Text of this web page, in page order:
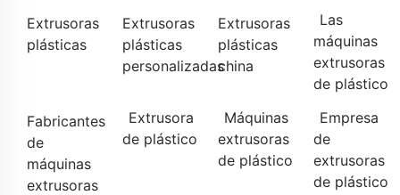
Extrusoras
plásticas
Extrusoras
plásticas
personalizadas
Extrusoras
plásticas
china
Las
máquinas
extrusoras
de plástico
Fabricantes
de
máquinas
extrusoras
Extrusora
de plástico
Máquinas
extrusoras
de plástico
Empresa
de
extrusoras
de plástico